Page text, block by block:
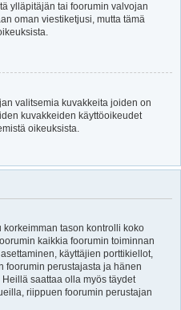
ylläpitäjän tai foorumin valvojan
oman viestiketjusi, mutta tämä
valitsemia kuvakkeita joiden on
kuvakkeiden käyttöoikeudet
oikeuksista.
tason kontrolli koko
kaikkia foorumin toiminnan
käyttäjien porttikiellot,
foorumin perustajasta ja hänen
saattaa olla myös täydet
riippuen foorumin perustajan